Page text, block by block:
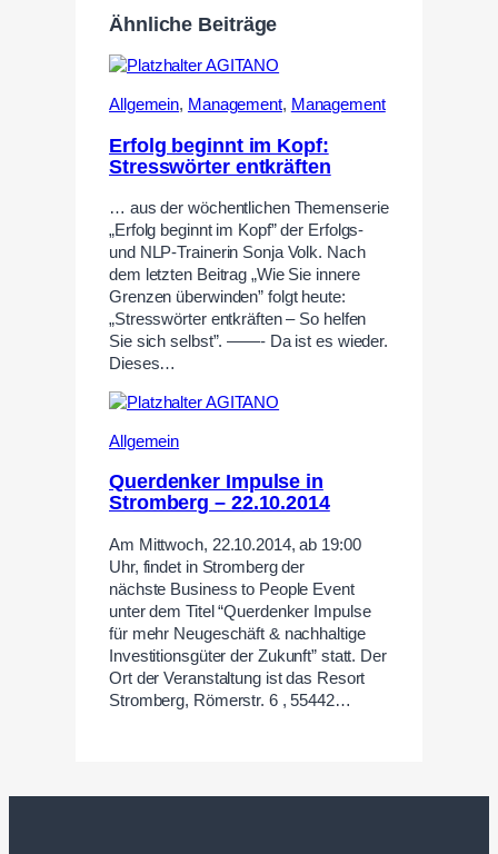
Ähnliche Beiträge
Allgemein, Management, Management
Erfolg beginnt im Kopf:
Stresswörter entkräften
… aus der wöchentlichen Themenserie
„Erfolg beginnt im Kopf” der Erfolgs-
und NLP-Trainerin Sonja Volk. Nach
dem letzten Beitrag „Wie Sie innere
Grenzen überwinden” folgt heute:
„Stresswörter entkräften – So helfen
Sie sich selbst”. ——- Da ist es wieder.
Dieses…
Allgemein
Querdenker Impulse in
Stromberg – 22.10.2014
Am Mittwoch, 22.10.2014, ab 19:00
Uhr, findet in Stromberg der
nächste Business to People Event
unter dem Titel “Querdenker Impulse
für mehr Neugeschäft & nachhaltige
Investitionsgüter der Zukunft” statt. Der
Ort der Veranstaltung ist das Resort
Stromberg, Römerstr. 6 , 55442…